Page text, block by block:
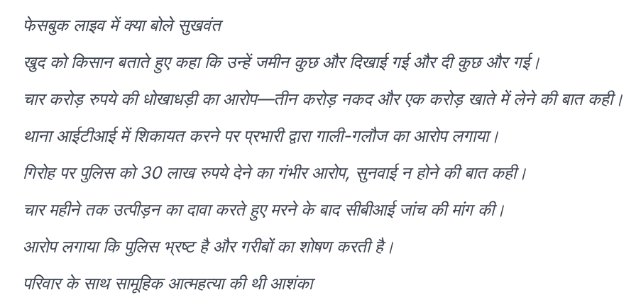
फेसबुक लाइव में क्या बोले सुखवंत
खुद को किसान बताते हुए कहा कि उन्हें जमीन कुछ और दिखाई गई और दी कुछ और गई।
चार करोड़ रुपये की धोखाधड़ी का आरोप—तीन करोड़ नकद और एक करोड़ खाते में लेने की बात कही।
थाना आईटीआई में शिकायत करने पर प्रभारी द्वारा गाली-गलौज का आरोप लगाया।
गिरोह पर पुलिस को 30 लाख रुपये देने का गंभीर आरोप, सुनवाई न होने की बात कही।
चार महीने तक उत्पीड़न का दावा करते हुए मरने के बाद सीबीआई जांच की मांग की।
आरोप लगाया कि पुलिस भ्रष्ट है और गरीबों का शोषण करती है।
परिवार के साथ सामूहिक आत्महत्या की थी आशंका